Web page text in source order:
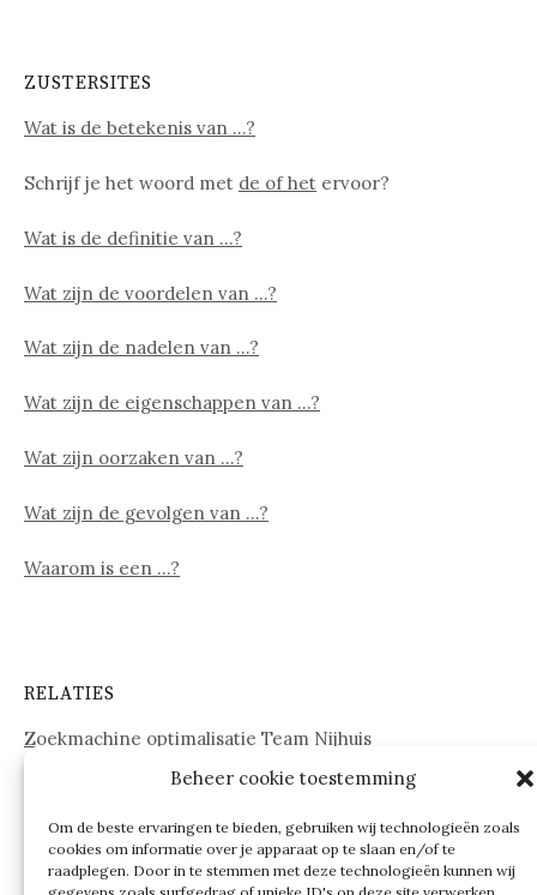
Beheer cookie toestemming
Om de beste ervaringen te bieden, gebruiken wij technologieën zoals
cookies om informatie over je apparaat op te slaan en/of te
raadplegen. Door in te stemmen met deze technologieën kunnen wij
ZUSTERSITES
Wat is de betekenis van …?
Schrijf je het woord met de of het ervoor?
Wat is de definitie van …?
Wat zijn de voordelen van …?
Wat zijn de nadelen van …?
Wat zijn de eigenschappen van …?
Wat zijn oorzaken van …?
Wat zijn de gevolgen van …?
Waarom is een …?
RELATIES
Zoekmachine optimalisatie Team Nijhuis